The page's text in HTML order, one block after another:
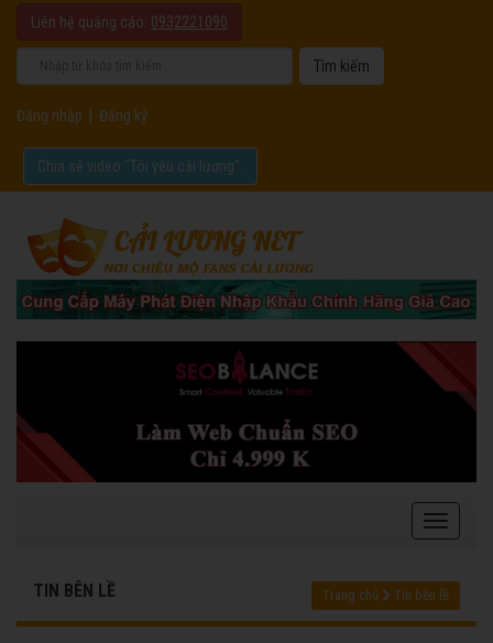
Liên hệ quảng cáo: 0932221090
Đăng nhập Đăng ký
Chia sẻ video "Tôi yêu cải lương".
TIN BÊN LỀ Trang chủ Tin bên lề